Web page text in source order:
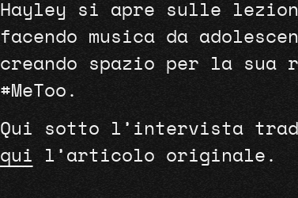
Hayley si apre sulle
facendo musica da
creando spazio per la sua
#MeToo.
Qui sotto l’intervista
qui l’articolo originale.